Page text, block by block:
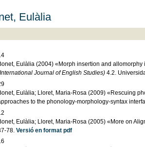
Eulàlia
Eulàlia (2004) «Morph insertion and
Journal of English Studies)4.2.
Eulàlia; Lloret, Maria-Rosa (2009) «Rescuing
to the phonology-morphology-syntax
Eulàlia; Lloret, Maria-Rosa (2005) «More on
78. Versió en format pdf